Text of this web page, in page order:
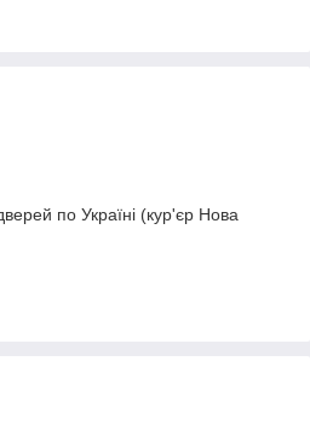
по Україні (кур'єр Нова